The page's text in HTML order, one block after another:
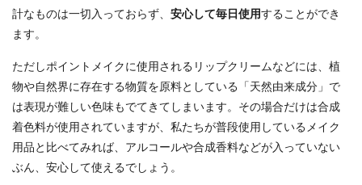
計なものは一切入っておらず、 安心して毎日使用することができ
ます。
ただしポイントメイクに使用されるリップクリームなどには、植
物や自然界に存在する物質を原料としている「天然由来成分」で
は表現が難しい色味もでてきてしまいます。その場合だけは合成
着色料が使用されていますが、私たちが普段使用しているメイク
用品と比べてみれば、アルコールや合成香料などが入っていない
ぶん、安心して使えるでしょう。